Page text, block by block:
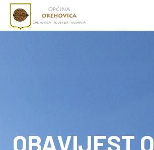
OBAVIJEST O